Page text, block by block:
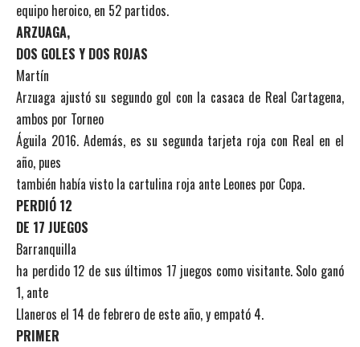
equipo heroico, en 52 partidos.
ARZUAGA,
DOS GOLES Y DOS ROJAS
Martín
Arzuaga ajustó su segundo gol con la casaca de Real Cartagena,
ambos por Torneo
Águila 2016. Además, es su segunda tarjeta roja con Real en el
año, pues
también había visto la cartulina roja ante Leones por Copa.
PERDIÓ 12
DE 17 JUEGOS
Barranquilla
ha perdido 12 de sus últimos 17 juegos como visitante. Solo ganó
1, ante
Llaneros el 14 de febrero de este año, y empató 4.
PRIMER